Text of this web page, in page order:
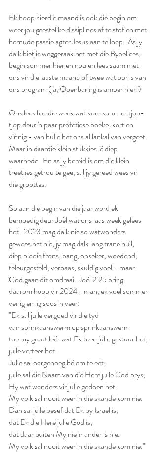
Ek hoop hierdie maand is ook die begin om
weer jou geestelike dissiplines af te stof en met
hernude passie agter Jesus aan te loop.  As jy
dalk bietjie weggeraak het met die Bybellees,
begin sommer hier en nou en lees saam met
ons vir die laaste maand of twee wat oor is van
ons program (ja, Openbaring is amper hier!)
Ons lees hierdie week wat kom sommer tjop-
tjop deur 'n paar profetiese boeke, kort en
vinnig - van hulle het ons al lankal van vergeet.
Maar in daardie klein stukkies lê diep
waarhede.  En as jy bereid is om die klein
treetjies getrou te gee, sal jy gereed wees vir
die groottes.
So aan die begin van die jaar word ek
bemoedig deur Joël wat ons laas week gelees
het.  2023 mag dalk nie so watwonders
gewees het nie, jy mag dalk lang trane huil,
diep plooie frons, bang, onseker, woedend,
teleurgesteld, verbaas, skuldig voel... maar
God gaan dit omdraai.  Joël 2:25 bring
daarom hoop vir 2024 - man, ek voel sommer
verlig en lig soos 'n veer:
"Ek sal julle vergoed vir die tyd
van sprinkaanswerm op sprinkaanswerm
toe my groot leër wat Ek teen julle gestuur het,
julle verteer het.
Julle sal oorgenoeg hê om te eet,
julle sal die Naam van die Here julle God prys,
Hy wat wonders vir julle gedoen het.
My volk sal nooit weer in die skande kom nie.
Dan sal julle besef dat Ek by Israel is,
dat Ek die Here julle God is,
dat daar buiten My nie 'n ander is nie.
My volk sal nooit weer in die skande kom nie."